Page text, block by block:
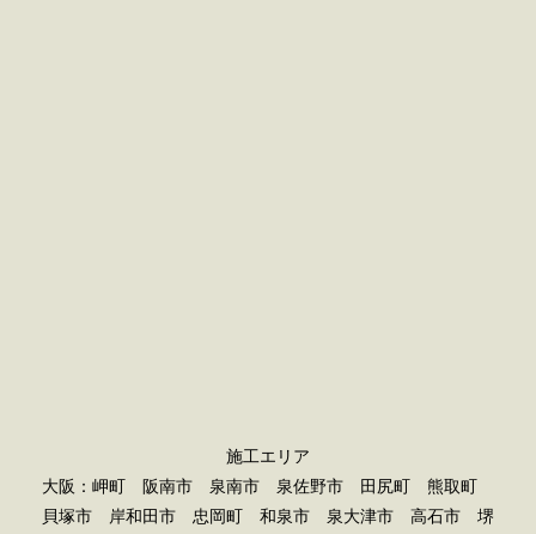
施工エリア
大阪：岬町 阪南市 泉南市 泉佐野市 田尻町 熊取町
貝塚市 岸和田市 忠岡町 和泉市 泉大津市 高石市 堺